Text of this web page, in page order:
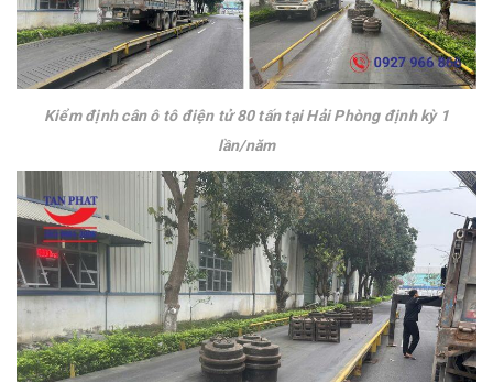
Kiểm định cân ô tô điện tử 80 tấn tại Hải Phòng định kỳ 1
lần/năm